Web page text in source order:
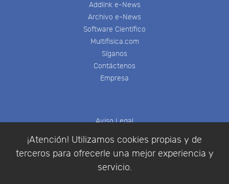
¡Atención! Utilizamos cookies propias y de
terceros para ofrecerle una mejor experiencia y
servicio.
Addlink e-News
Archivo e-News
Software Científico
Multifisica.com
Síganos
Contáctenos
Empresa
Aviso Legal
Política de Privacidad
Condiciones de compra
Identificarse